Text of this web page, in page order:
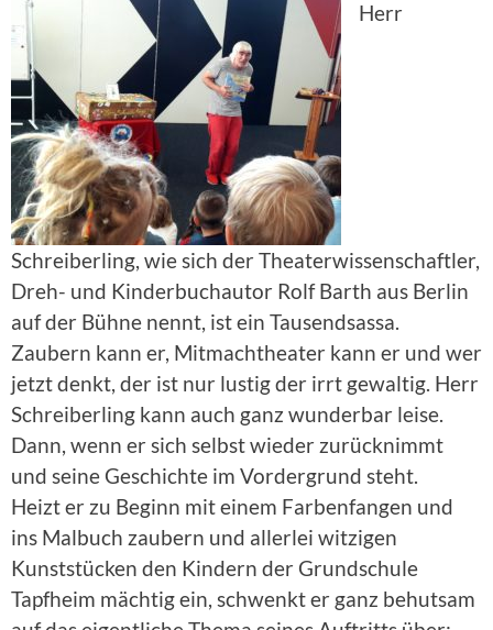
Herr
Schreiberling, wie sich der Theaterwissenschaftler,
Dreh- und Kinderbuchautor Rolf Barth aus Berlin
auf der Bühne nennt, ist ein Tausendsassa.
Zaubern kann er, Mitmachtheater kann er und wer
jetzt denkt, der ist nur lustig der irrt gewaltig. Herr
Schreiberling kann auch ganz wunderbar leise.
Dann, wenn er sich selbst wieder zurücknimmt
und seine Geschichte im Vordergrund steht.
Heizt er zu Beginn mit einem Farbenfangen und
ins Malbuch zaubern und allerlei witzigen
Kunststücken den Kindern der Grundschule
Tapfheim mächtig ein, schwenkt er ganz behutsam